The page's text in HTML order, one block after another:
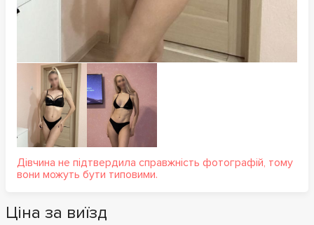
Дівчина не підтвердила справжність фотографій, тому
вони можуть бути типовими.
Ціна за виїзд